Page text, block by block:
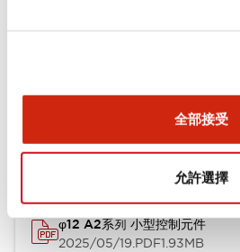
全部接受
允許選擇
型錄和宣傳手冊 CAD檔 認證與標準
φ12 A2系列 小型控制元件
2025/05/19.PDF1.93MB